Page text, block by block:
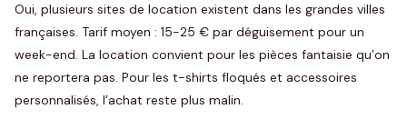
Oui, plusieurs sites de location existent dans les grandes villes
françaises. Tarif moyen : 15-25 € par déguisement pour un
week-end. La location convient pour les pièces fantaisie qu’on
ne reportera pas. Pour les t-shirts floqués et accessoires
personnalisés, l’achat reste plus malin.